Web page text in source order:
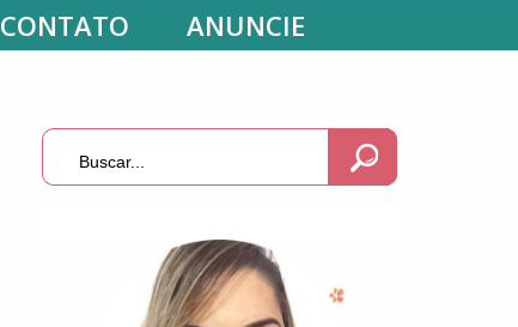
CONTATO ANUNCIE